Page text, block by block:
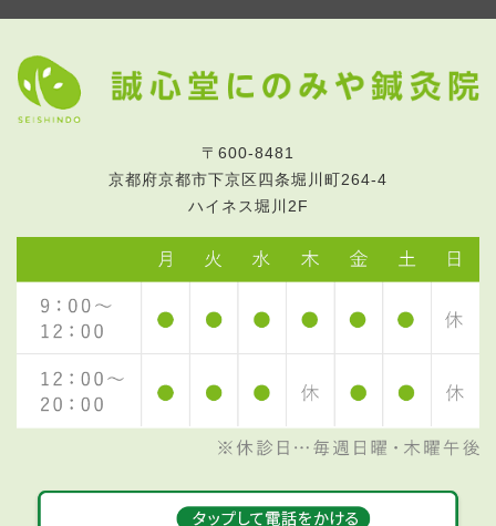
〒600-8481
京都府京都市下京区四条堀川町264-4
ハイネス堀川2F